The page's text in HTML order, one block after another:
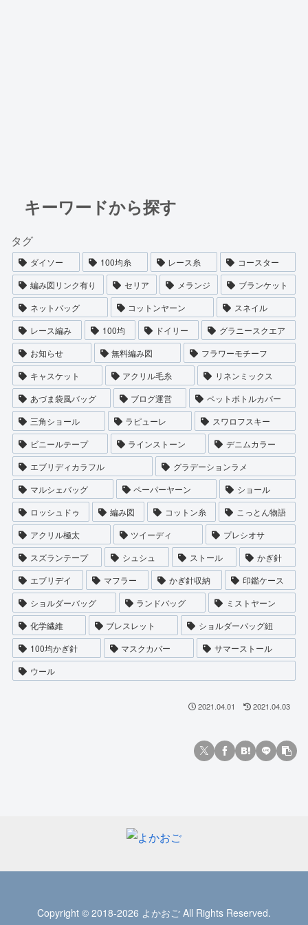
キーワードから探す
タグ
ダイソー 100均糸 レース糸
コースター
編み図リンク有り
セリア メランジ
ブランケット
ネットバッグ
コットンヤーン
スネイル
レース編み
100均 ドイリー
グラニースクエア
お知らせ
無料編み図
フラワーモチーフ
キャスケット
アクリル毛糸
リネンミックス
あづま袋風バッグ
ブログ運営
ペットボトルカバー
三角ショール
ラピューレ
スワロフスキー
ビニールテープ
ラインストーン
デニムカラー
エブリディカラフル
グラデーションラメ
マルシェバッグ
ペーパーヤーン
ショール
ロッシュドゥ
編み図 コットン糸
こっとん物語
アクリル極太
ツイーディ
プレシオサ
スズランテープ
シュシュ ストール
かぎ針
エブリデイ
マフラー かぎ針収納
印鑑ケース
ショルダーバッグ
ランドバッグ
ミストヤーン
化学繊維
ブレスレット
ショルダーバッグ紐
100均かぎ針
マスクカバー
サマーストール
ウール
2021.04.01 2021.04.03
Copyright © 2018-2026 よかおご All Rights Reserved.